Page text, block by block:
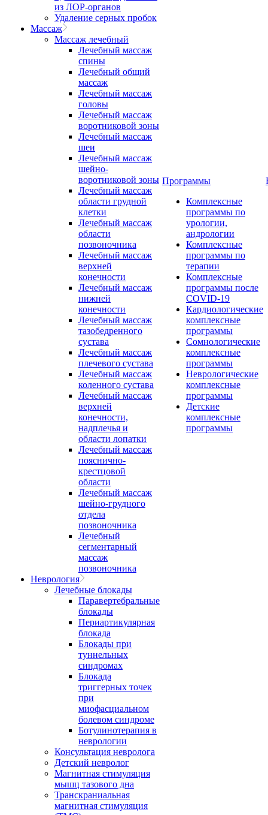
из ЛОР-органов
Удаление серных пробок
Массаж
Массаж лечебный
Лечебный массаж
спины
Лечебный общий
массаж
Лечебный массаж
головы
Лечебный массаж
воротниковой зоны
Лечебный массаж
шеи
Лечебный массаж
шейно-
воротниковой зоны
Лечебный массаж
области грудной
клетки
Лечебный массаж
области
позвоночника
Лечебный массаж
верхней
конечности
Лечебный массаж
нижней
конечности
Лечебный массаж
тазобедренного
сустава
Лечебный массаж
плечевого сустава
Лечебный массаж
коленного сустава
Лечебный массаж
верхней
конечности,
надплечья и
области лопатки
Лечебный массаж
пояснично-
крестцовой
области
Лечебный массаж
шейно-грудного
отдела
позвоночника
Лечебный
сегментарный
массаж
позвоночника
Неврология
Лечебные блокады
Паравертебральные
блокады
Периартикулярная
блокада
Блокады при
туннельных
синдромах
Блокада
триггерных точек
при
миофасциальном
болевом синдроме
Ботулинотерапия в
неврологии
Консультация невролога
Детский невролог
Магнитная стимуляция
мышц тазового дна
Транскраниальная
магнитная стимуляция
Программы
Комплексные
программы по
урологии,
андрологии
Комплексные
программы по
терапии
Комплексные
программы после
COVID-19
Кардиологические
комплексные
программы
Сомнологические
комплексные
программы
Неврологические
комплексные
программы
Детские
комплексные
программы